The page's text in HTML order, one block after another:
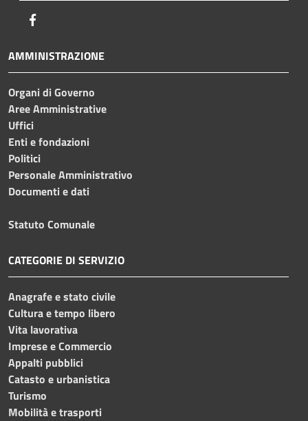
AMMINISTRAZIONE
Organi di Governo
Aree Amministrative
Uffici
Enti e fondazioni
Politici
Personale Amministrativo
Documenti e dati
Statuto Comunale
CATEGORIE DI SERVIZIO
Anagrafe e stato civile
Cultura e tempo libero
Vita lavorativa
Imprese e Commercio
Appalti pubblici
Catasto e urbanistica
Turismo
Mobilità e trasporti